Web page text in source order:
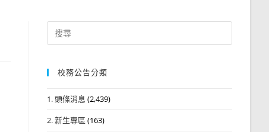
Search
for:
校務公告分類
1. 頭條消息 (2,439)
2. 新生專區 (163)